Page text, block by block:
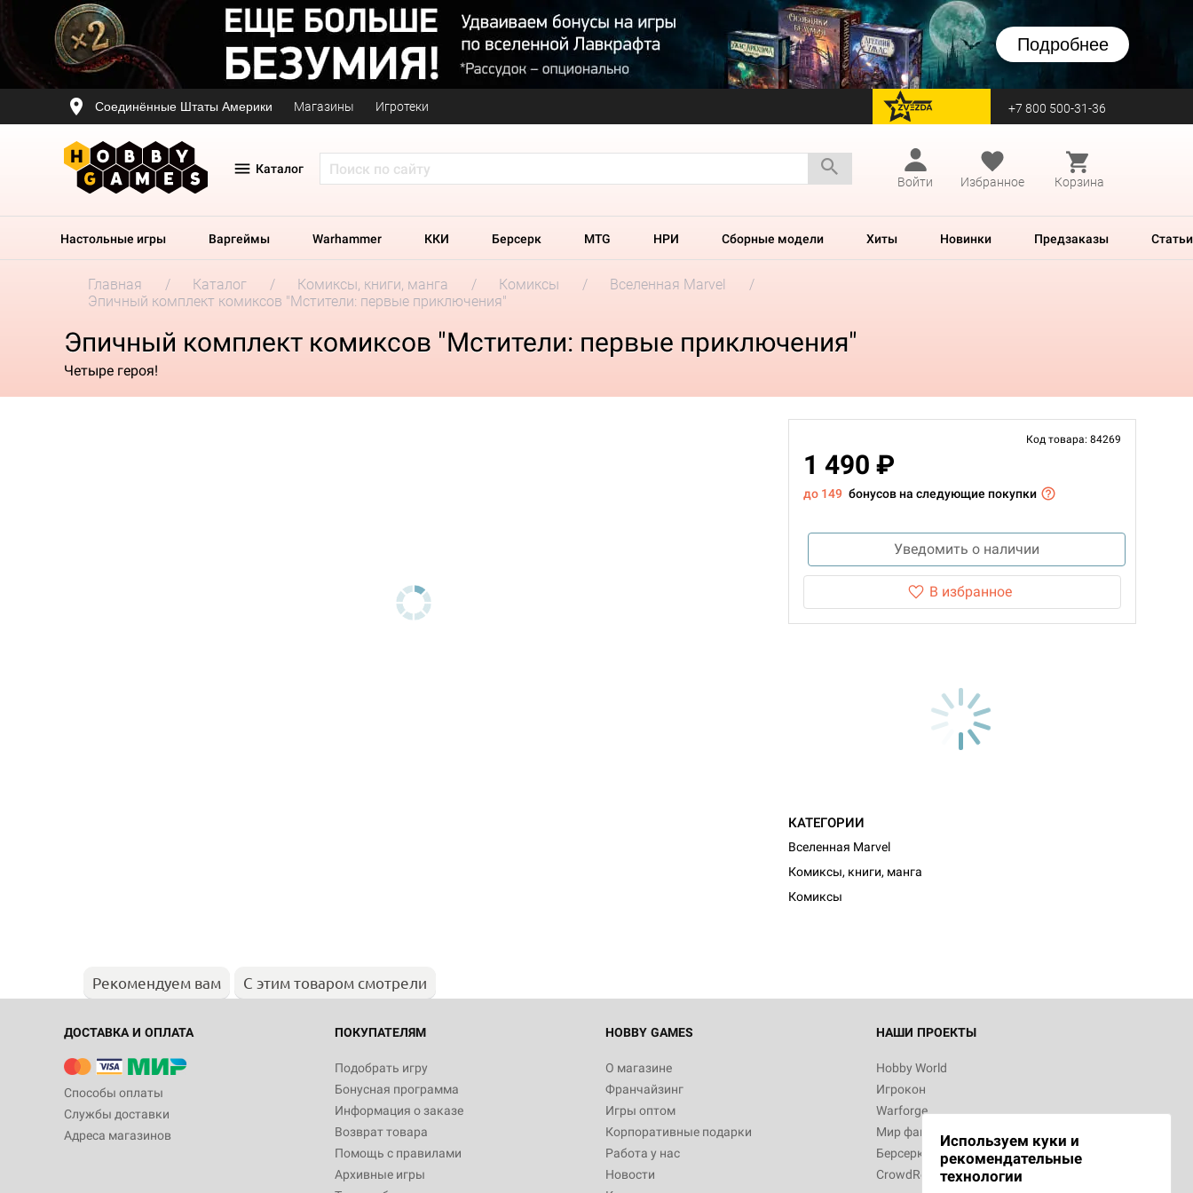
Подробнее
Соединённые Штаты Америки Магазины Игротеки перейти на Zvezda +7 800 500-31-36
Каталог
Войти
Избранное Корзина
Настольные игры Варгеймы Warhammer ККИ Берсерк MTG НРИ Сборные модели Хиты Новинки Предзаказы Статьи
Главная Каталог Комиксы, книги, манга Комиксы
Вселенная Marvel
Эпичный комплект комиксов "Мстители: первые приключения"
Эпичный комплект комиксов "Мстители: первые приключения"
Четыре героя!
Код товара: 84269
1 490 ₽
до 149 бонусов на следующие покупки
Уведомить о наличии
В избранное
КАТЕГОРИИ
Вселенная Marvel
Комиксы, книги, манга
Комиксы
Рекомендуем вам С этим товаром смотрели
ДОСТАВКА И ОПЛАТА
Способы оплаты
Службы доставки
Адреса магазинов
ПОКУПАТЕЛЯМ
Подобрать игру
Бонусная программа
Информация о заказе
Возврат товара
Помощь с правилами
Архивные игры
HOBBY GAMES
О магазине
Франчайзинг
Игры оптом
Корпоративные подарки
Работа у нас
Новости
НАШИ ПРОЕКТЫ
Hobby World
Игрокон
Warforge
Мир фантастики
Берсерк
CrowdRepublic
Используем куки и
рекомендательные
технологии